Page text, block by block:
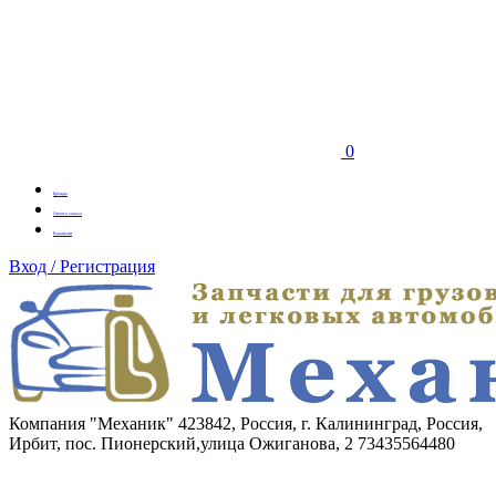
0
Бренды
Оплата заказа
Вакансии
Вход / Регистрация
Компания "Механик" 423842, Россия, г. Калининград, Россия,
Ирбит, пос. Пионерский,улица Ожиганова, 2 73435564480